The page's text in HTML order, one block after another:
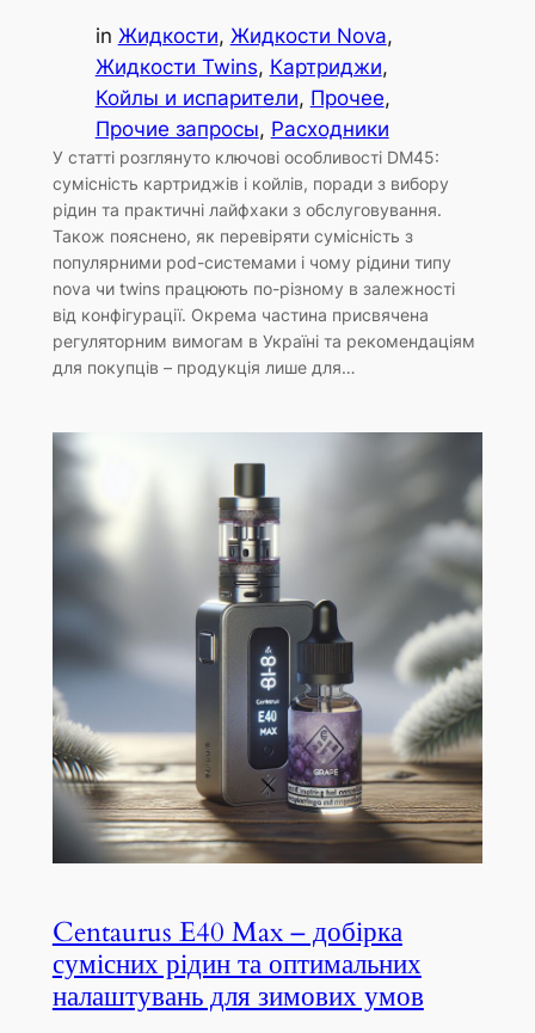
in Жидкости, Жидкости Nova
Жидкости Twins, Картриджи
Койлы и испарители, Прочее
Прочие запросы, Расходники
У статті розглянуто ключові особливості DM45:
сумісність картриджів і койлів, поради з вибору
рідин та практичні лайфхаки з обслуговування.
Також пояснено, як перевіряти сумісність з
популярними pod-системами і чому рідини типу
nova чи twins працюють по-різному в залежності
від конфігурації. Окрема частина присвячена
регуляторним вимогам в Україні та рекомендаціям
для покупців – продукція лише для…
Centaurus E40 Max – добірка
сумісних рідин та оптимальних
налаштувань для зимових умов